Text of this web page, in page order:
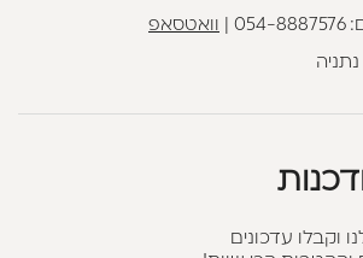
054-8887576 וואטסאפ
וקבלו עדכונים